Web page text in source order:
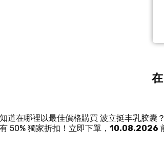
道在哪裡以最佳價格購買 波立挺丰乳胶囊
50% 獨家折扣！立即下單， 10.08.2026